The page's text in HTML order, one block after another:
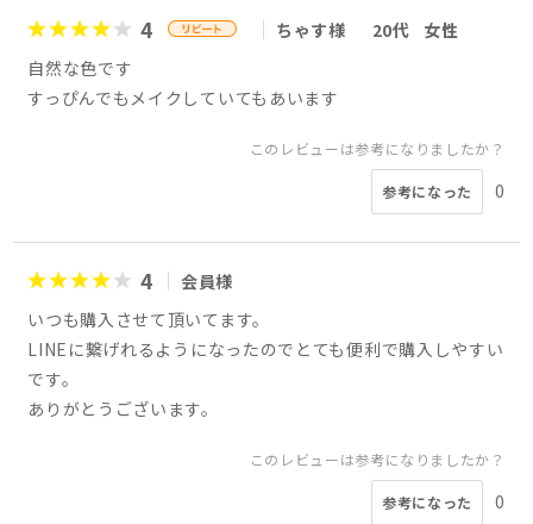
4 ちゃす様 20代
女性
自然な色です
すっぴんでもメイクしていてもあいます
このレビューは参考になりましたか？
参考になった 0
4
会員様
いつも購入させて頂いてます。
LINEに繋げれるようになったのでとても便利で購入しやすい
です。
ありがとうございます。
このレビューは参考になりましたか？
参考になった 0